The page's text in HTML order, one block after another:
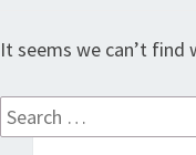
It seems we can’t find
Search
for: